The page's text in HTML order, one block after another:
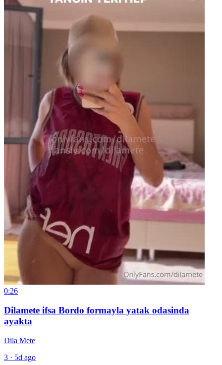
0:26
Dilamete ifsa Bordo formayla yatak odasinda
ayakta
Dila Mete
3 · 5d ago